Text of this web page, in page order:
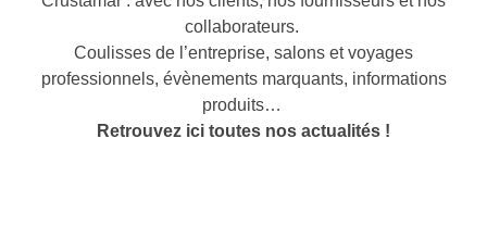
collaborateurs.
Coulisses de l’entreprise, salons et voyages
professionnels, évènements marquants, informations
produits…
Retrouvez ici toutes nos actualités !